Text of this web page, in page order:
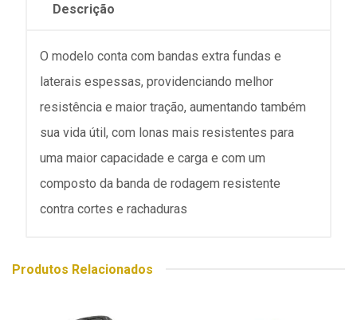
Descrição
O modelo conta com bandas extra fundas e
laterais espessas, providenciando melhor
resistência e maior tração, aumentando também
sua vida útil, com lonas mais resistentes para
uma maior capacidade e carga e com um
composto da banda de rodagem resistente
contra cortes e rachaduras
Produtos Relacionados